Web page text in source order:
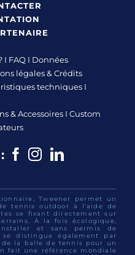
I FAQ I Données
légales & Crédits
techniques I
& Accessoires I Custom
FacebookInstagram
Tweener permet un
tennis outdoor à l’aide de
se fixant directement sur
À la fois écologique,
et sans permis de
se distingue également par
la balle de tennis pour un
fait une référence mondiale